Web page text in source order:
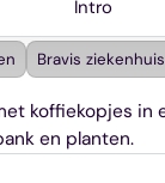
Intro
Intro
Bravis ziekenhuis